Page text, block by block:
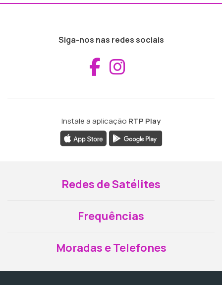
Siga-nos nas redes sociais
Aceder ao
Instale a aplicação RTP Play
Redes de Satélites
Frequências
Moradas e Telefones